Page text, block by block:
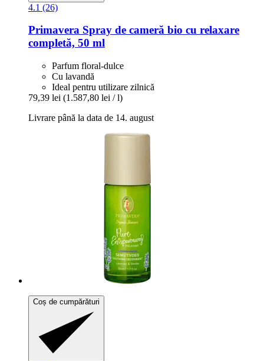
4.1 (26)
Primavera Spray de cameră bio cu relaxare
completă, 50 ml
Parfum floral-dulce
Cu lavandă
Ideal pentru utilizare zilnică
79,39 lei (1.587,80 lei / l)
Livrare până la data de 14. august
Coș de cumpărături